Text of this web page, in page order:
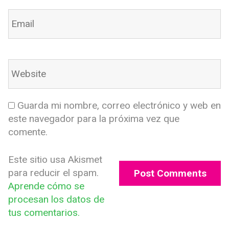
Guarda mi nombre, correo electrónico y web en
este navegador para la próxima vez que
comente.
Este sitio usa Akismet
para reducir el spam.
Aprende cómo se
procesan los datos de
tus comentarios.